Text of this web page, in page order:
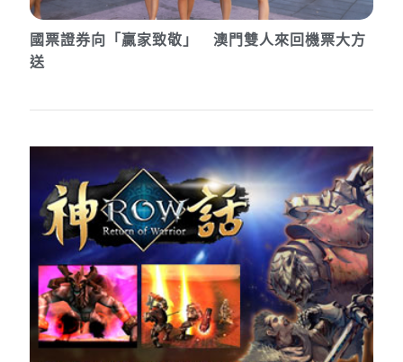
國票證券向「贏家致敬」 澳門雙人來回機票大方
送